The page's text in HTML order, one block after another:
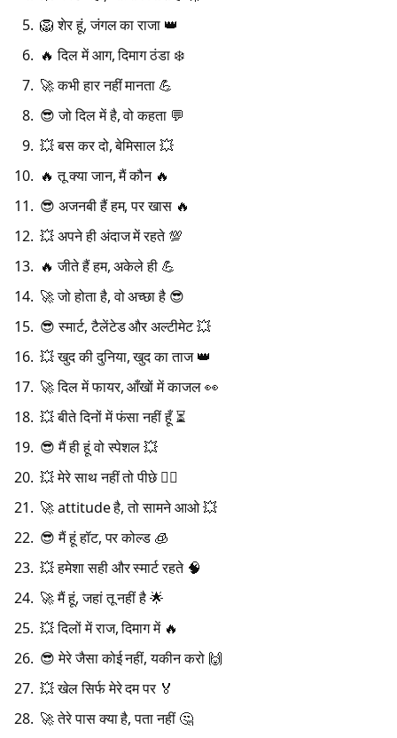
🦁 शेर हूं, जंगल का राजा 👑
🔥 दिल में आग, दिमाग ठंडा ❄️
🚀 कभी हार नहीं मानता 💪
😎 जो दिल में है, वो कहता 💬
💥 बस कर दो, बेमिसाल 💥
🔥 तू क्या जान, मैं कौन 🔥
😎 अजनबी हैं हम, पर खास 🔥
💥 अपने ही अंदाज में रहते 💯
🔥 जीते हैं हम, अकेले ही 💪
🚀 जो होता है, वो अच्छा है 😎
😎 स्मार्ट, टैलेंटेड और अल्टीमेट 💥
💥 खुद की दुनिया, खुद का ताज 👑
🚀 दिल में फायर, आँखों में काजल 👀
💥 बीते दिनों में फंसा नहीं हूँ ⏳
😎 मैं ही हूं वो स्पेशल 💥
💥 मेरे साथ नहीं तो पीछे 🚶‍♂️
🚀 attitude है, तो सामने आओ 💥
😎 मैं हूं हॉट, पर कोल्ड 🧊
💥 हमेशा सही और स्मार्ट रहते 🧠
🚀 मैं हूं, जहां तू नहीं है 🌟
💥 दिलों में राज, दिमाग में 🔥
😎 मेरे जैसा कोई नहीं, यकीन करो 🙌
💥 खेल सिर्फ मेरे दम पर 🏅
🚀 तेरे पास क्या है, पता नहीं 🤔